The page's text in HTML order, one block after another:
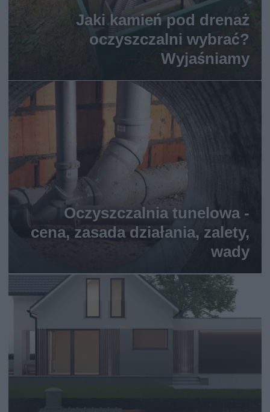
Jaki kamień pod drenaż
oczyszczalni wybrać?
Wyjaśniamy
Oczyszczalnia tunelowa -
cena, zasada działania, zalety,
wady